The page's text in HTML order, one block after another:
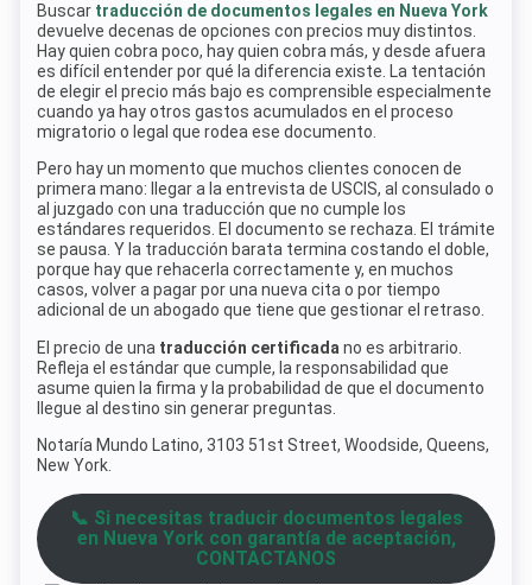
Buscar traducción de documentos legales en Nueva York
devuelve decenas de opciones con precios muy distintos.
Hay quien cobra poco, hay quien cobra más, y desde afuera
es difícil entender por qué la diferencia existe. La tentación
de elegir el precio más bajo es comprensible especialmente
cuando ya hay otros gastos acumulados en el proceso
migratorio o legal que rodea ese documento.
Pero hay un momento que muchos clientes conocen de
primera mano: llegar a la entrevista de USCIS, al consulado o
al juzgado con una traducción que no cumple los
estándares requeridos. El documento se rechaza. El trámite
se pausa. Y la traducción barata termina costando el doble,
porque hay que rehacerla correctamente y, en muchos
casos, volver a pagar por una nueva cita o por tiempo
adicional de un abogado que tiene que gestionar el retraso.
El precio de una traducción certificada no es arbitrario.
Refleja el estándar que cumple, la responsabilidad que
asume quien la firma y la probabilidad de que el documento
llegue al destino sin generar preguntas.
Notaría Mundo Latino, 3103 51st Street, Woodside, Queens,
New York.
📞 Si necesitas traducir documentos legales
en Nueva York con garantía de aceptación,
CONTACTANOS